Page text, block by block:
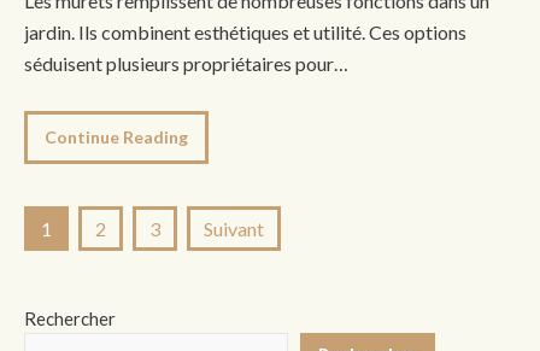
jardin. Ils combinent esthétiques et utilité. Ces options
séduisent plusieurs propriétaires pour…
Continue Reading
Pagination
publications
1 2 3 Suivant
Rechercher